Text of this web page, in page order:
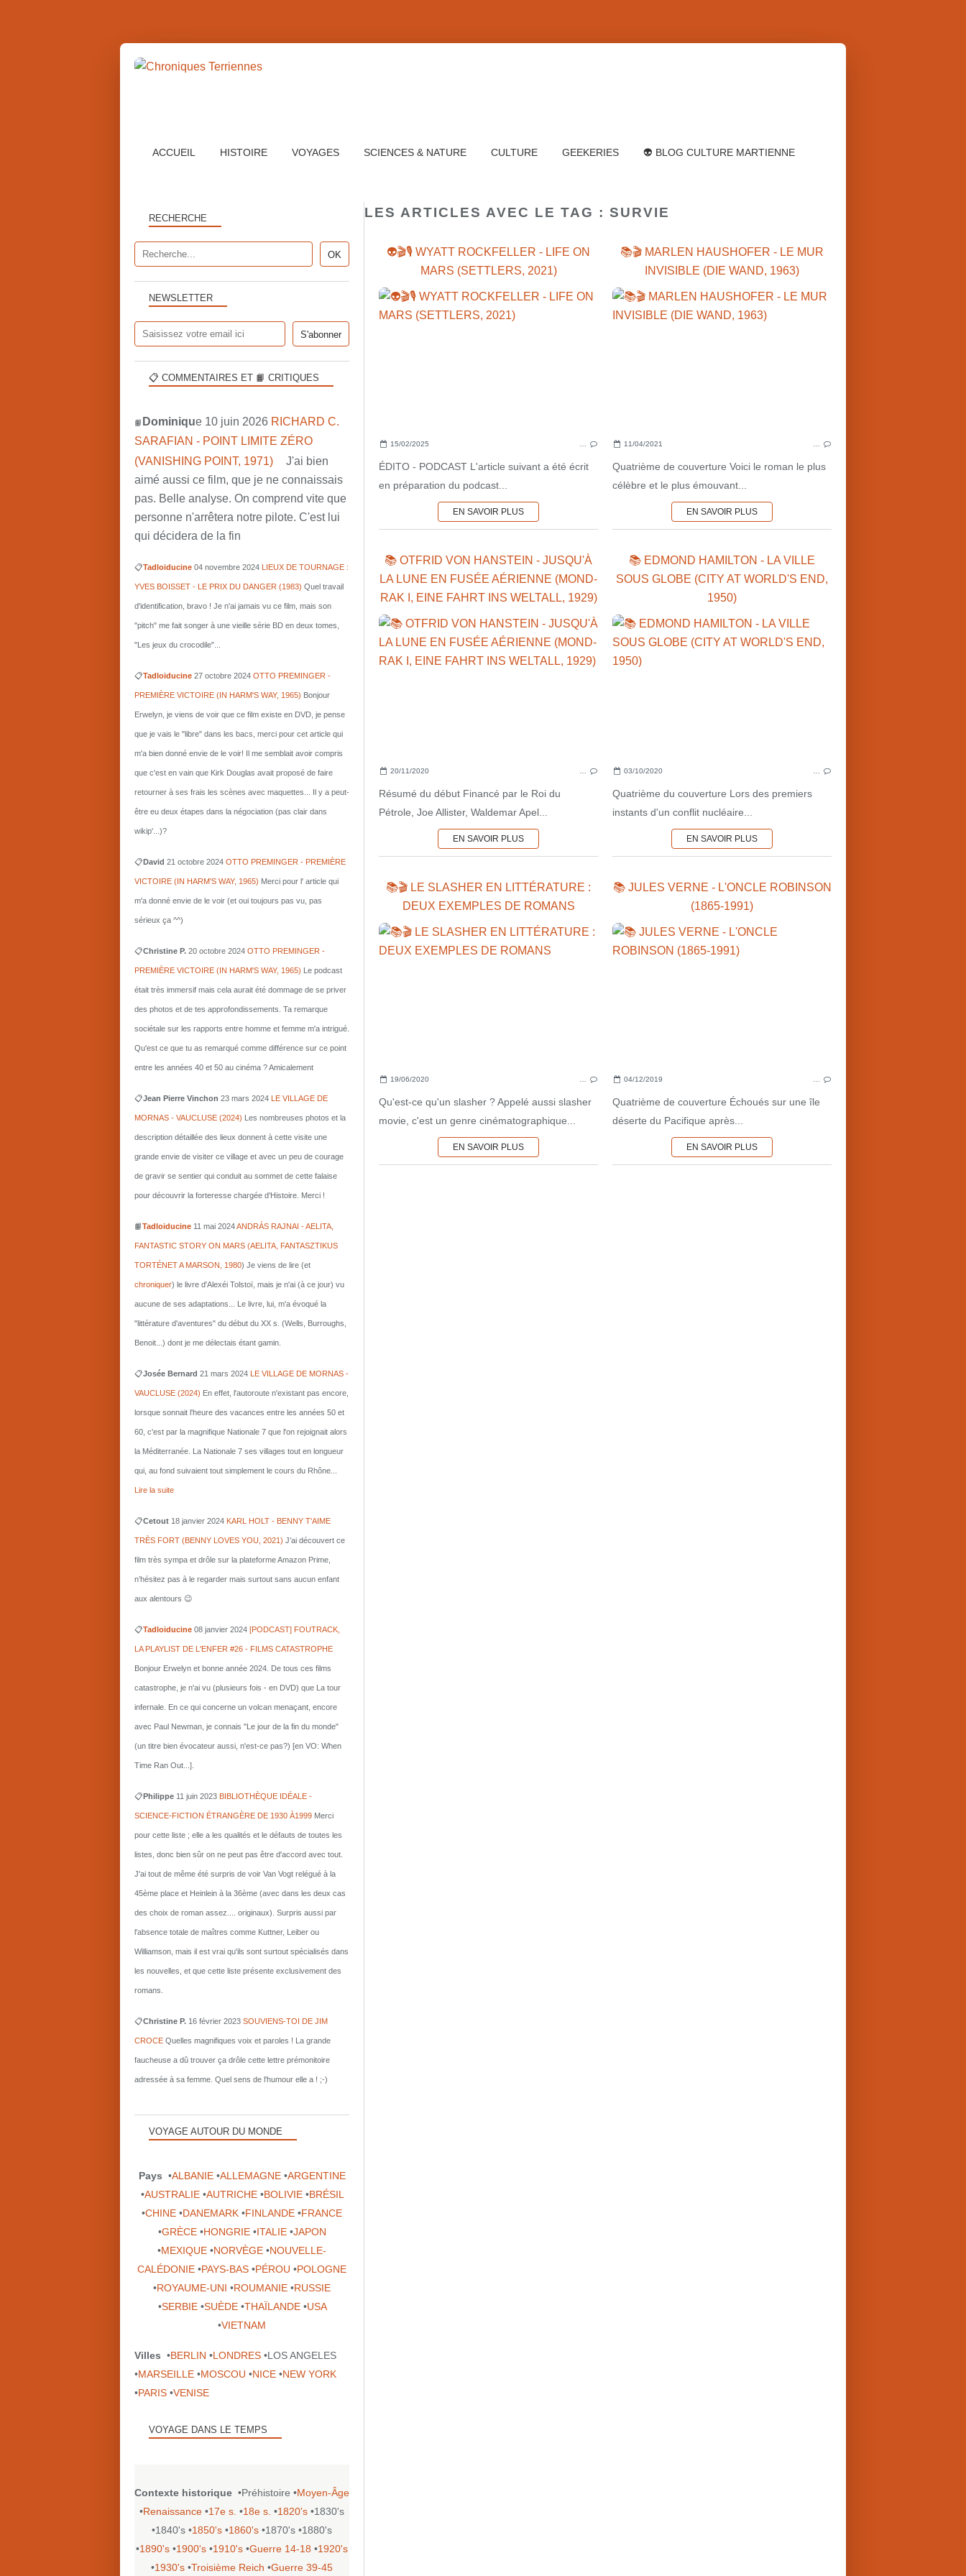
ACCUEIL HISTOIRE VOYAGES SCIENCES & NATURE CULTURE GEEKERIES 👽 BLOG CULTURE MARTIENNE
LES ARTICLES AVEC LE TAG : SURVIE
👽🎬🎙️ WYATT ROCKFELLER - LIFE ON
MARS (SETTLERS, 2021)
MARS•2020'S
MARS•CINÉMA
15/02/2025
ÉDITO - PODCAST L'article suivant a été écrit
en préparation du podcast...
EN SAVOIR PLUS
📚🎬 MARLEN HAUSHOFER - LE MUR
INVISIBLE (DIE WAND, 1963)
11/04/2021
Quatrième de couverture Voici le roman le plus
célèbre et le plus émouvant...
EN SAVOIR PLUS
📚 OTFRID VON HANSTEIN - JUSQU'À
LA LUNE EN FUSÉE AÉRIENNE (MOND-
RAK I, EINE FAHRT INS WELTALL, 1929)
POUR LA JEUNESSE
LUNE
20/11/2020
Résumé du début Financé par le Roi du
Pétrole, Joe Allister, Waldemar Apel...
EN SAVOIR PLUS
📚 EDMOND HAMILTON - LA VILLE
SOUS GLOBE (CITY AT WORLD'S END,
1950)
03/10/2020
Quatrième du couverture Lors des premiers
instants d'un conflit nucléaire...
EN SAVOIR PLUS
📚🎬 LE SLASHER EN LITTÉRATURE :
DEUX EXEMPLES DE ROMANS
SLASHER
POLICIER-THRILLER
19/06/2020
Qu'est-ce qu'un slasher ? Appelé aussi slasher
movie, c'est un genre cinématographique...
EN SAVOIR PLUS
📚 JULES VERNE - L'ONCLE ROBINSON
(1865-1991)
04/12/2019
Quatrième de couverture Échoués sur une île
déserte du Pacifique après...
EN SAVOIR PLUS
NEWSLETTER
RECHERCHE
📋 COMMENTAIRES ET 📙 CRITIQUES
📙 Dominique 10 juin 2026 RICHARD C.
SARAFIAN - POINT LIMITE ZÉRO
(VANISHING POINT, 1971)
J'ai bien
aimé aussi ce film, que je ne connaissais
pas. Belle analyse. On comprend vite que
personne n'arrêtera notre pilote. C'est lui
qui décidera de la fin
📋Tadloiducine 04 novembre 2024 LIEUX DE TOURNAGE :
YVES BOISSET - LE PRIX DU DANGER (1983) Quel travail
d'identification, bravo ! Je n'ai jamais vu ce film, mais son
"pitch" me fait songer à une vieille série BD en deux tomes,
"Les jeux du crocodile"...
📋Tadloiducine 27 octobre 2024 OTTO PREMINGER -
PREMIÈRE VICTOIRE (IN HARM'S WAY, 1965) Bonjour
Erwelyn, je viens de voir que ce film existe en DVD, je pense
que je vais le "libre" dans les bacs, merci pour cet article qui
m'a bien donné envie de le voir! Il me semblait avoir compris
que c'est en vain que Kirk Douglas avait proposé de faire
retourner à ses frais les scènes avec maquettes... Il y a peut-
être eu deux étapes dans la négociation (pas clair dans
wikip'...)?
📋David 21 octobre 2024 OTTO PREMINGER - PREMIÈRE
VICTOIRE (IN HARM'S WAY, 1965) Merci pour l' article qui
m'a donné envie de le voir (et oui toujours pas vu, pas
sérieux ça ^^)
📋Christine P. 20 octobre 2024 OTTO PREMINGER -
PREMIÈRE VICTOIRE (IN HARM'S WAY, 1965) Le podcast
était très immersif mais cela aurait été dommage de se priver
des photos et de tes approfondissements. Ta remarque
sociétale sur les rapports entre homme et femme m'a intrigué.
Qu'est ce que tu as remarqué comme différence sur ce point
entre les années 40 et 50 au cinéma ? Amicalement
📋Jean Pierre Vinchon 23 mars 2024 LE VILLAGE DE
MORNAS - VAUCLUSE (2024) Les nombreuses photos et la
description détaillée des lieux donnent à cette visite une
grande envie de visiter ce village et avec un peu de courage
de gravir se sentier qui conduit au sommet de cette falaise
pour découvrir la forteresse chargée d'Histoire. Merci !
📙Tadloiducine 11 mai 2024ANDRÁS RAJNAI - AELITA,
FANTASTIC STORY ON MARS (AELITA, FANTASZTIKUS
TORTÉNET A MARSON, 1980) Je viens de lire (et
chroniquer) le livre d'Alexéi Tolstoï, mais je n'ai (à ce jour) vu
aucune de ses adaptations... Le livre, lui, m'a évoqué la
"littérature d'aventures" du début du XX s. (Wells, Burroughs,
Benoit...) dont je me délectais étant gamin.
📋Josée Bernard 21 mars 2024 LE VILLAGE DE MORNAS -
VAUCLUSE (2024) En effet, l'autoroute n'existant pas encore,
lorsque sonnait l'heure des vacances entre les années 50 et
60, c'est par la magnifique Nationale 7 que l'on rejoignait alors
la Méditerranée. La Nationale 7 ses villages tout en longueur
qui, au fond suivaient tout simplement le cours du Rhône...
Lire la suite
📋Cetout 18 janvier 2024 KARL HOLT - BENNY T'AIME
TRÈS FORT (BENNY LOVES YOU, 2021) J’ai découvert ce
film très sympa et drôle sur la plateforme Amazon Prime,
n’hésitez pas à le regarder mais surtout sans aucun enfant
aux alentours 😉
📋Tadloiducine 08 janvier 2024 [PODCAST] FOUTRACK,
LA PLAYLIST DE L'ENFER #26 - FILMS CATASTROPHE
Bonjour Erwelyn et bonne année 2024. De tous ces films
catastrophe, je n'ai vu (plusieurs fois - en DVD) que La tour
infernale. En ce qui concerne un volcan menaçant, encore
avec Paul Newman, je connais "Le jour de la fin du monde"
(un titre bien évocateur aussi, n'est-ce pas?) [en VO: When
Time Ran Out...].
📋Philippe 11 juin 2023 BIBLIOTHÈQUE IDÉALE -
SCIENCE-FICTION ÉTRANGÈRE DE 1930 À1999 Merci
pour cette liste ; elle a les qualités et le défauts de toutes les
listes, donc bien sûr on ne peut pas être d'accord avec tout.
J'ai tout de même été surpris de voir Van Vogt relégué à la
45ème place et Heinlein à la 36ème (avec dans les deux cas
des choix de roman assez.... originaux). Surpris aussi par
l'absence totale de maîtres comme Kuttner, Leiber ou
Williamson, mais il est vrai qu'ils sont surtout spécialisés dans
les nouvelles, et que cette liste présente exclusivement des
romans.
📋Christine P. 16 février 2023 SOUVIENS-TOI DE JIM
CROCE Quelles magnifiques voix et paroles ! La grande
faucheuse a dû trouver ça drôle cette lettre prémonitoire
adressée à sa femme. Quel sens de l'humour elle a ! ;-)
VOYAGE AUTOUR DU MONDE
Pays •ALBANIE•ALLEMAGNE•ARGENTINE
•AUSTRALIE•AUTRICHE•BOLIVIE•BRÉSIL
•CHINE •DANEMARK •FINLANDE •FRANCE
•GRÈCE•HONGRIE•ITALIE•JAPON
•MEXIQUE •NORVÈGE •NOUVELLE-
CALÉDONIE •PAYS-BAS •PÉROU •POLOGNE
•ROYAUME-UNI •ROUMANIE •RUSSIE
•SERBIE•SUÈDE•THAÏLANDE•USA
•VIETNAM
Villes •BERLIN •LONDRES •LOS ANGELES
•MARSEILLE •MOSCOU •NICE •NEW YORK
•PARIS •VENISE
VOYAGE DANS LE TEMPS
Contexte historique •Préhistoire •Moyen-Âge
•Renaissance •17e s. •18e s. •1820's •1830's
•1840's •1850's •1860's •1870's •1880's
•1890's •1900's •1910's •Guerre 14-18 •1920's
•1930's •Troisième Reich •Guerre 39-45